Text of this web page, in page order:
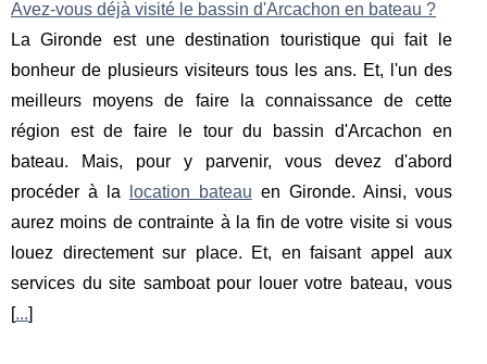
Avez-vous déjà visité le bassin d'Arcachon en bateau ?
La Gironde est une destination touristique qui fait le
bonheur de plusieurs visiteurs tous les ans. Et, l'un des
meilleurs moyens de faire la connaissance de cette
région est de faire le tour du bassin d'Arcachon en
bateau. Mais, pour y parvenir, vous devez d'abord
procéder à la
location bateau en Gironde. Ainsi, vous
aurez moins de contrainte à la fin de votre visite si vous
louez directement sur place. Et, en faisant appel aux
services du site samboat pour louer votre bateau, vous
[...]